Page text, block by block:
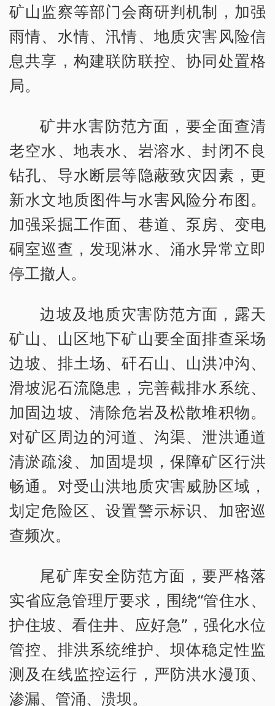
矿山监察等部门会商研判机制，加强
雨情、水情、汛情、地质灾害风险信
息共享，构建联防联控、协同处置格
局。
矿井水害防范方面，要全面查清
老空水、地表水、岩溶水、封闭不良
钻孔、导水断层等隐蔽致灾因素，更
新水文地质图件与水害风险分布图。
加强采掘工作面、巷道、泵房、变电
硐室巡查，发现淋水、涌水异常立即
停工撤人。
边坡及地质灾害防范方面，露天
矿山、山区地下矿山要全面排查采场
边坡、排土场、矸石山、山洪冲沟、
滑坡泥石流隐患，完善截排水系统、
加固边坡、清除危岩及松散堆积物。
对矿区周边的河道、沟渠、泄洪通道
清淤疏浚、加固堤坝，保障矿区行洪
畅通。对受山洪地质灾害威胁区域，
划定危险区、设置警示标识、加密巡
查频次。
尾矿库安全防范方面，要严格落
实省应急管理厅要求，围绕“管住水、
护住坡、看住井、应好急”，强化水位
管控、排洪系统维护、坝体稳定性监
测及在线监控运行，严防洪水漫顶、
渗漏、管涌、溃坝。